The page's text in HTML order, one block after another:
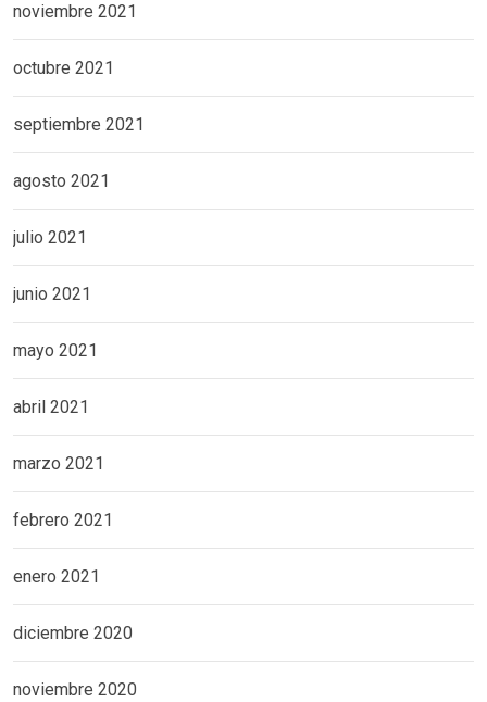
noviembre 2021
octubre 2021
septiembre 2021
agosto 2021
julio 2021
junio 2021
mayo 2021
abril 2021
marzo 2021
febrero 2021
enero 2021
diciembre 2020
noviembre 2020